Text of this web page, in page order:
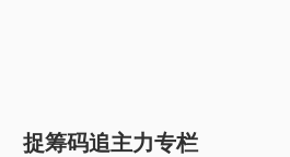
捉筹码追主力专栏